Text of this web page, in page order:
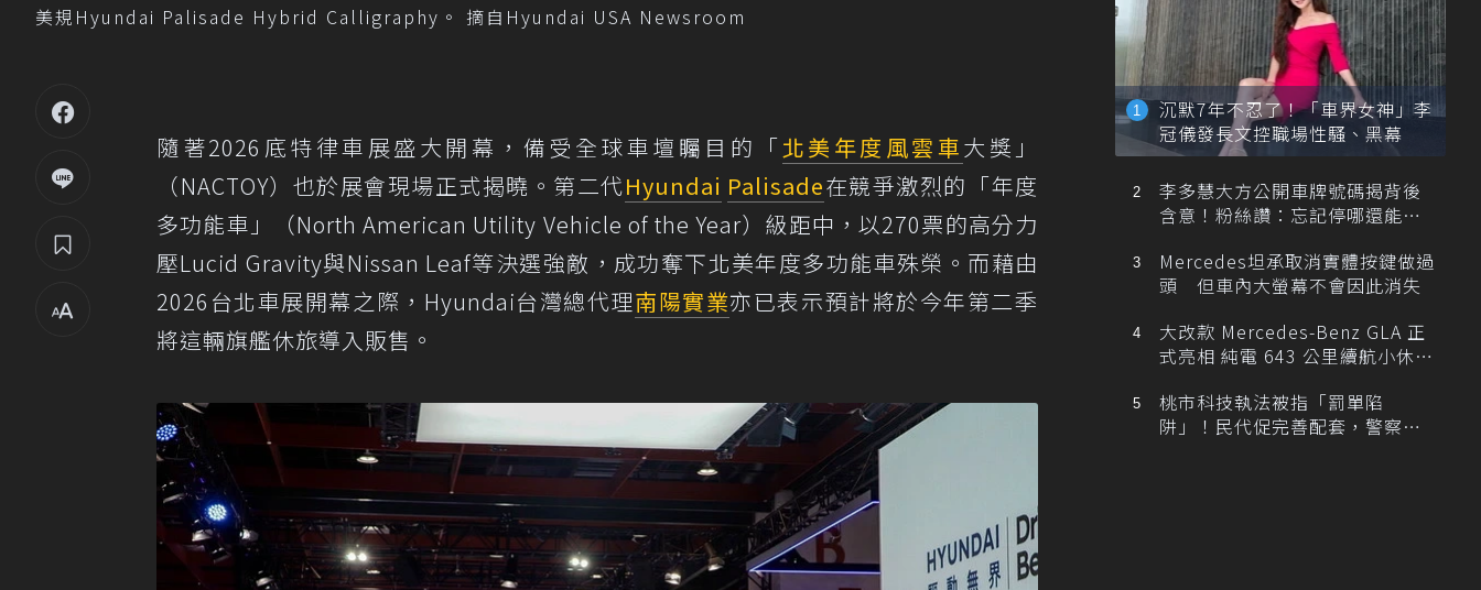
美規Hyundai Palisade Hybrid Calligraphy。 摘自Hyundai USA Newsroom
隨著2026底特律車展盛大開幕，備受全球車壇矚目的「北美年度風雲車大獎」
（NACTOY）也於展會現場正式揭曉。第二代Hyundai Palisade在競爭激烈的「年度
多功能車」（North American Utility Vehicle of the Year）級距中，以270票的高分力
壓Lucid Gravity與Nissan Leaf等決選強敵，成功奪下北美年度多功能車殊榮。而藉由
2026台北車展開幕之際，Hyundai台灣總代理南陽實業亦已表示預計將於今年第二季
將這輛旗艦休旅導入販售。
沉默7年不忍了！「車界女神」李
冠儀發長文控職場性騷、黑幕
李多慧大方公開車牌號碼揭背後
含意！粉絲讚：忘記停哪還能幫
Mercedes坦承取消實體按鍵做過
頭 但車內大螢幕不會因此消失
大改款 Mercedes-Benz GLA 正
式亮相 純電 643 公里續航小休
桃市科技執法被指「罰單陷
阱」！民代促完善配套，警察局